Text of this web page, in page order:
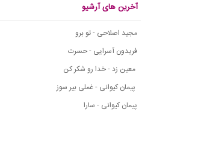
آخرین های آرشیو
مجید اصلاحی - تو برو
فریدون آسرایی - حسرت
معین زد - خدا رو شکر کن
پیمان کیوانی - غملی بیر سوز
پیمان کیوانی - سارا